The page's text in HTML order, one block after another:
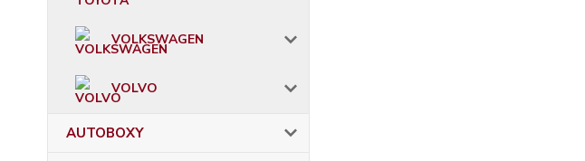
VOLKSWAGEN
VOLVO
AUTOBOXY